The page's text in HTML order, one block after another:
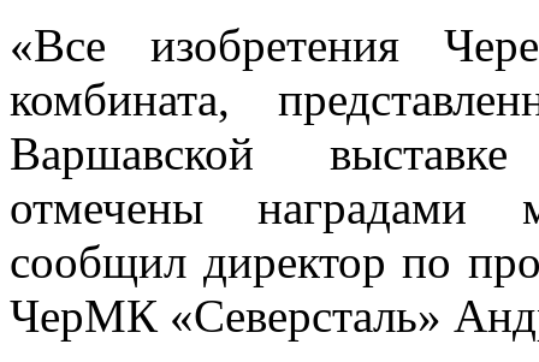
«Все изобретения
комбината,
Варшавской
отмечены
сообщил директор по
ЧерМК «Северсталь»